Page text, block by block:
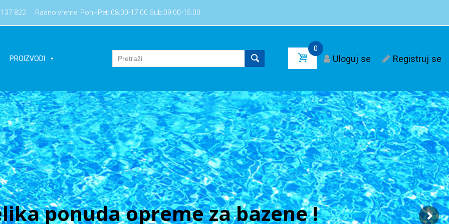
822 Radno vreme: Pon–Pet: 08:00-17:00 Sub:09:00-15:00
PROIZVODI
0
Uloguj se Registruj se
ponuda opreme za bazene !